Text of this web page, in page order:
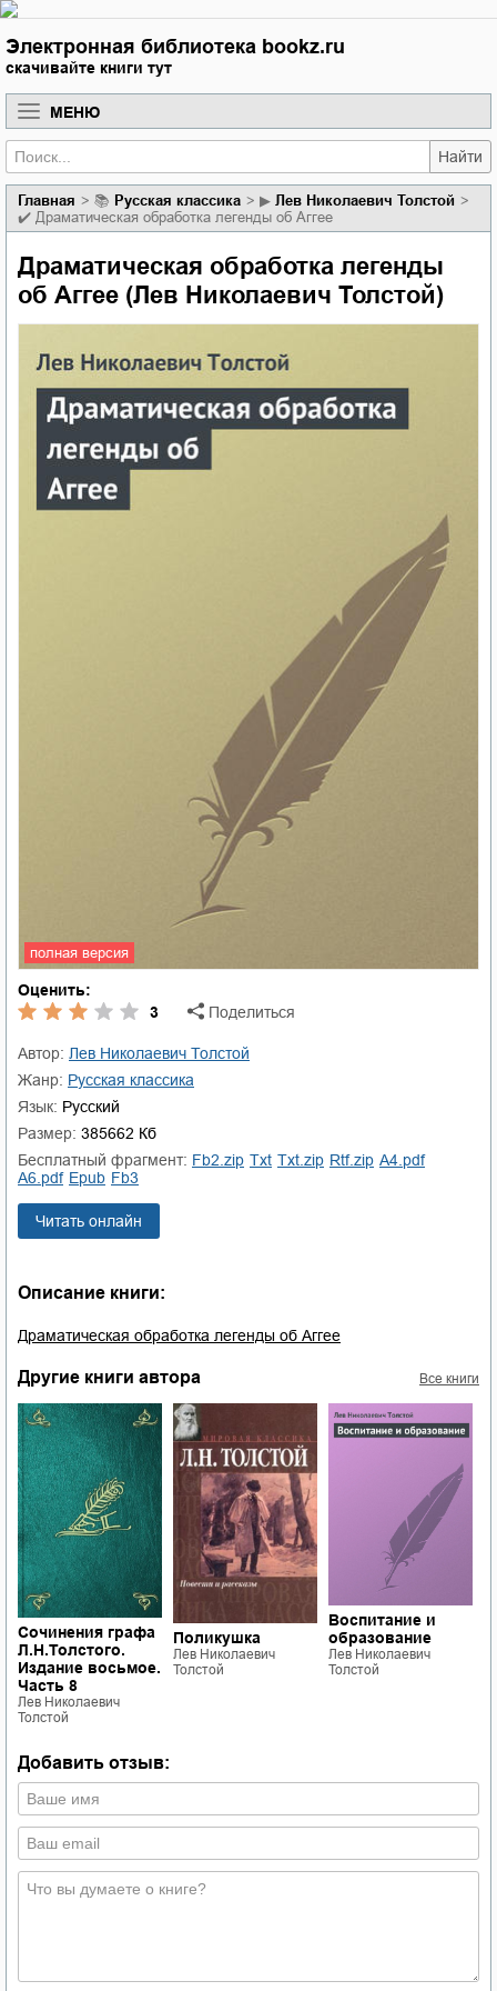
Электронная библиотека bookz.ru
скачивайте книги тут
МЕНЮ
Найти
Главная 📚 русская классика ▶ Лев Николаевич Толстой
✔️ Драматическая обработка легенды об Аггее
Драматическая обработка легенды
об Аггее (Лев Николаевич Толстой)
полная версия
Оценить:
3
Поделиться
Автор:
Лев Николаевич Толстой
Жанр:
русская классика
Язык: Русский
Размер: 385662 Кб
Бесплатный фрагмент:
fb2.zip txt txt.zip rtf.zip
a4.pdf
a6.pdf
epub fb3
Читать онлайн
Описание книги:
Драматическая обработка легенды об Аггее
Другие книги автора Все книги
Сочинения графа
Л.Н.Толстого.
Издание восьмое.
Часть 8
Лев Николаевич
Толстой
Поликушка
Лев Николаевич
Толстой
Воспитание и
образование
Лев Николаевич
Толстой
Добавить отзыв: